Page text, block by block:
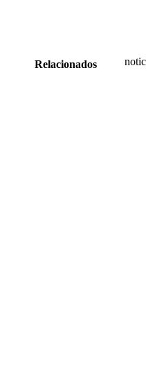
Relacionados